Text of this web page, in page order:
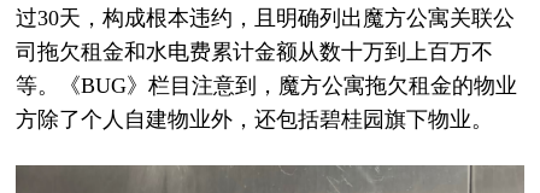
过30天，构成根本违约，且明确列出魔方公寓关联公
司拖欠租金和水电费累计金额从数十万到上百万不
等。《BUG》栏目注意到，魔方公寓拖欠租金的物业
方除了个人自建物业外，还包括碧桂园旗下物业。